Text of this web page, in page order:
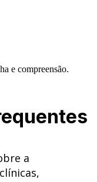
e compreensão.
a